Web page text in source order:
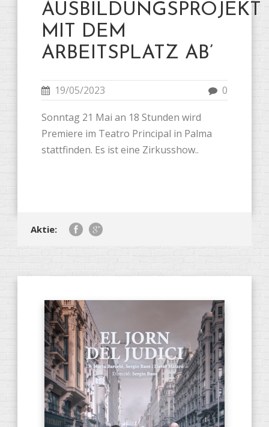
AUSBILDUNGSPROJEKT
MIT DEM
ARBEITSPLATZ AB’
19/05/2023 0
Sonntag 21 Mai an 18 Stunden wird
Premiere im Teatro Principal in Palma
stattfinden. Es ist eine Zirkusshow..
Aktie: